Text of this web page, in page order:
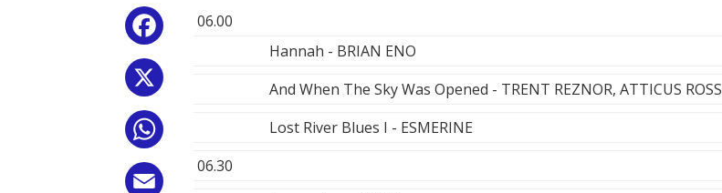
Facebook
06.00
Hannah - BRIAN ENO
And When The Sky Was Opened - TRENT REZNOR, ATTICUS ROSS
Lost River Blues I - ESMERINE
06.30